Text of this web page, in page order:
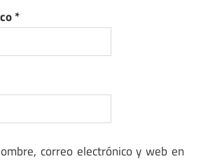
*
correo electrónico y web en